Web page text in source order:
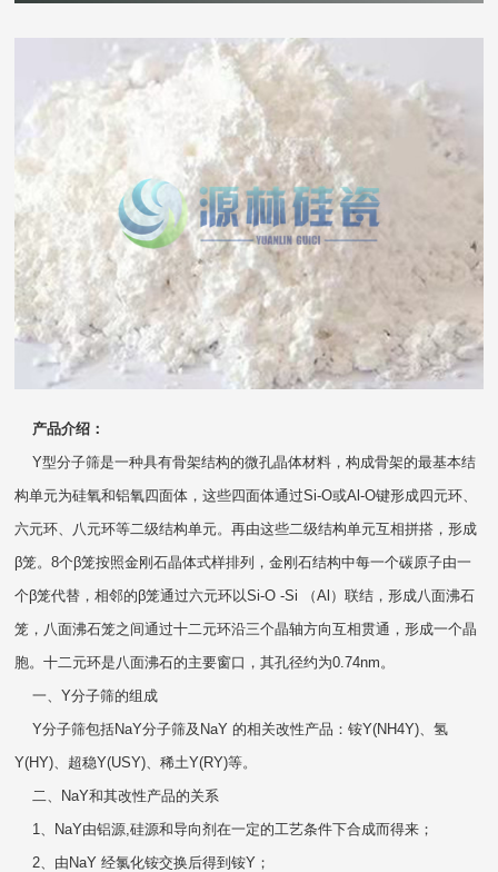
产品介绍：
Y型分子筛是一种具有骨架结构的微孔晶体材料，构成骨架的最基本结
构单元为硅氧和铝氧四面体，这些四面体通过Si-O或Al-O键形成四元环、
六元环、八元环等二级结构单元。再由这些二级结构单元互相拼搭，形成
β笼。8个β笼按照金刚石晶体式样排列，金刚石结构中每一个碳原子由一
个β笼代替，相邻的β笼通过六元环以Si-O -Si （Al）联结，形成八面沸石
笼，八面沸石笼之间通过十二元环沿三个晶轴方向互相贯通，形成一个晶
胞。十二元环是八面沸石的主要窗口，其孔径约为0.74nm。
一、Y分子筛的组成
Y分子筛包括NaY分子筛及NaY 的相关改性产品：铵Y(NH4Y)、氢
Y(HY)、超稳Y(USY)、稀土Y(RY)等。
二、NaY和其改性产品的关系
1、NaY由铝源,硅源和导向剂在一定的工艺条件下合成而得来；
2、由NaY 经氯化铵交换后得到铵Y；